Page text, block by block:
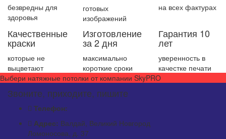
безвредны для
здоровья
готовых
изображений
на всех фактурах
Качественные
краски
которые не
выцветают
Изготовление
за 2 дня
максимально
короткие сроки
Гарантия 10
лет
уверенность в
качестке печати
Выбери натяжные потолки от компании SkyPRO
Звоните, приходите, пишите
Телефон:
Адрес: Валдай, Великий Новгород
Ломоносова, д. 37